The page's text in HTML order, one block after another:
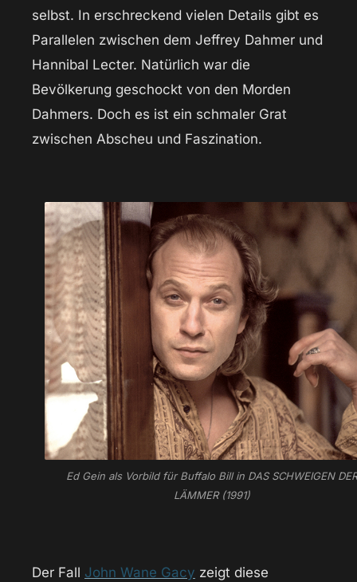
selbst. In erschreckend vielen Details gibt es
Parallelen zwischen dem Jeffrey Dahmer und
Hannibal Lecter. Natürlich war die
Bevölkerung geschockt von den Morden
Dahmers. Doch es ist ein schmaler Grat
zwischen Abscheu und Faszination.
Ed Gein als Vorbild für Buffalo Bill in DAS SCHWEIGEN DER
LÄMMER (1991)
Der Fall John Wane Gacy zeigt diese